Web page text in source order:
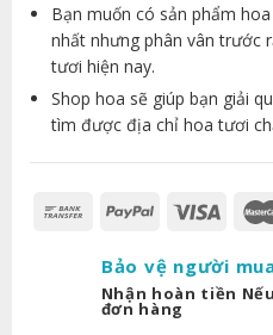
Bạn muốn có sản phẩm
nhất nhưng phân vân trước
tươi hiện nay.
Shop hoa sẽ giúp bạn giải
tìm được địa chỉ hoa tươi
Bảo vệ người
Nhận hoàn tiền
đơn hàng